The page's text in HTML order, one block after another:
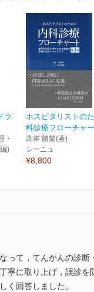
ラ
・
)
ホスピタリストの
科診療フローチャ
髙岸 勝繁(著)
シーニュ
¥8,800
て，てんかんの診断
に取り上げ，誤診
く回答しました。